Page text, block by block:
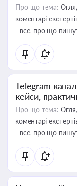
Про що тема:
коментарі
- все, про що
Telegram
кейси,
Про що тема:
коментарі
- все, про що